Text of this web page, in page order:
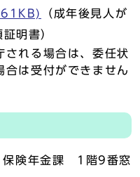
（成年後見人が
明書）
れる場合は、委任状
合は受付ができません
保険年金課 1階9番窓